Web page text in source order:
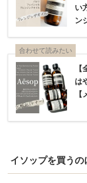
い
ン
は
合わせて読みたい
イソップを買うの